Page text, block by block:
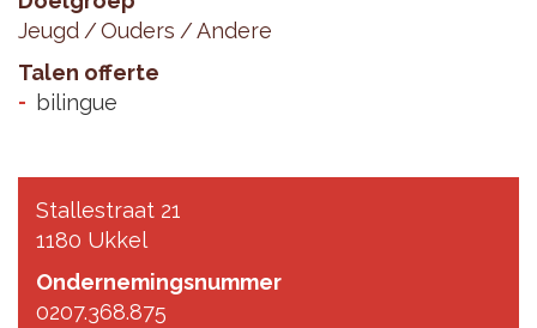
Jeugd
Ouders
Andere
Talen offerte
bilingue
Stallestraat 21
1180 Ukkel
Ondernemingsnummer
0207.368.875